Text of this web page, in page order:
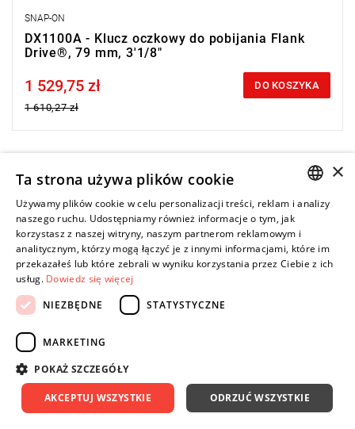
SNAP-ON
DX1100A - Klucz oczkowy do pobijania Flank
Drive®, 79 mm, 3'1/8"
Price tax included
1 529,75 zł
1 610,27 zł
DO KOSZYKA
ENGLISH
×
Ta strona używa plików cookie
Używamy plików cookie w celu personalizacji treści, reklam i analizy
naszego ruchu. Udostępniamy również informacje o tym, jak
korzystasz z naszej witryny, naszym partnerom reklamowym i
analitycznym, którzy mogą łączyć je z innymi informacjami, które im
przekazałeś lub które zebrali w wyniku korzystania przez Ciebie z ich
usług. Dowiedz się więcej
NIEZBĘDNE
STATYSTYCZNE
MARKETING
POKAŻ SZCZEGÓŁY
AKCEPTUJ WSZYSTKIE ODRZUĆ WSZYSTKIE